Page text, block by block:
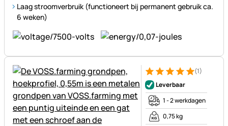
Laag stroomverbruik (functioneert bij permanent gebruik ca.
6 weken)
Beoordeling: 5 van 5 (1
1 Bewertung
(1)
Leverbaar
1 - 2 werkdagen
0,75 kg